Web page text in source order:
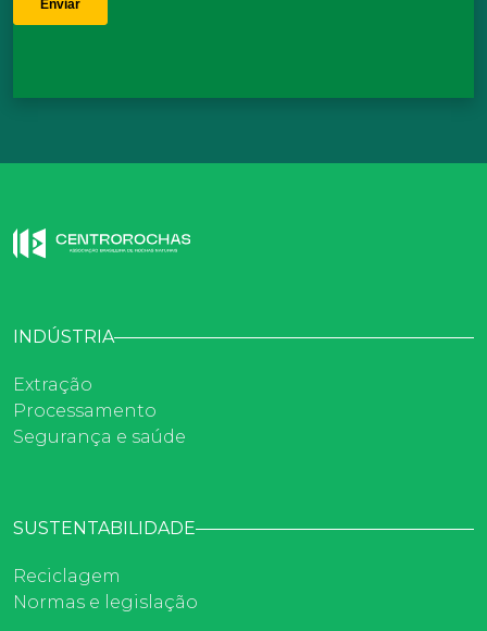
INDÚSTRIA
Extração
Processamento
Segurança e saúde
SUSTENTABILIDADE
Reciclagem
Normas e legislação